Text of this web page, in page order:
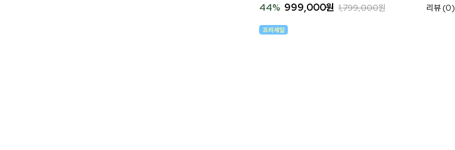
44% 999,000원 1,799,000원 리뷰 (0)